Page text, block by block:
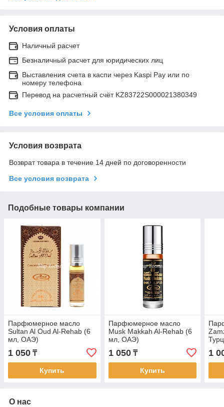
Условия оплаты
Наличный расчет
Безналичный расчет для юридических лиц
Выставления счета в каспи через Kaspi Pay или по
номеру телефона
Перевод на расчетный счёт KZ83722S000021380349
Все условия оплаты
Условия возврата
Возврат товара в течение 14 дней по договоренности
Все условия возврата
Подобные товары компании
Парфюмерное масло
Sultan Al Oud Al-Rehab (6
мл, ОАЭ)
1 050 ₸
Купить
Парфюмерное масло
Musk Makkah Al-Rehab (6
мл, ОАЭ)
1 050₸
Купить
1
О нас